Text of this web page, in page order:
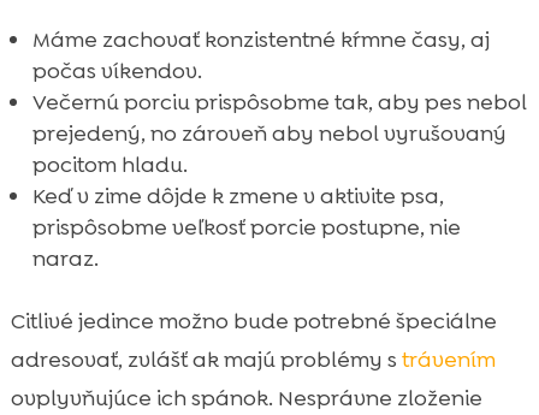
Máme zachovať konzistentné kŕmne časy, aj
počas víkendov.
Večernú porciu prispôsobme tak, aby pes nebol
prejedený, no zároveň aby nebol vyrušovaný
pocitom hladu.
Keď v zime dôjde k zmene v aktivite psa,
prispôsobme veľkosť porcie postupne, nie
naraz.
Citlivé jedince možno bude potrebné špeciálne
adresovať, zvlášť ak majú problémy s trávením
ovplyvňujúce ich spánok. Nesprávne zloženie